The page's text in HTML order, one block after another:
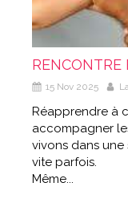
RENCONTRE
15 Nov 2025
Réapprendre à
accompagner
vivons dans
vite parfois.
Même...